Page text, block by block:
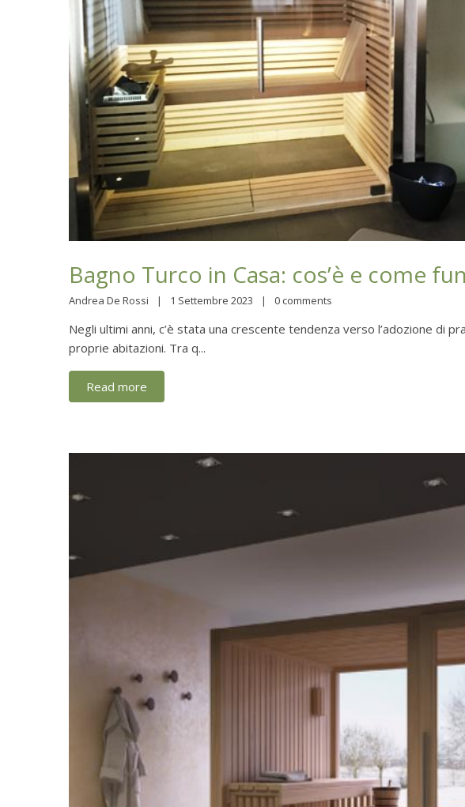
Bagno Turco in Casa: cos’è e come
Andrea De Rossi 1 Settembre 2023 0 comments
Negli ultimi anni, c’è stata una crescente tendenza verso l’adozione di
proprie abitazioni. Tra q...
Read more